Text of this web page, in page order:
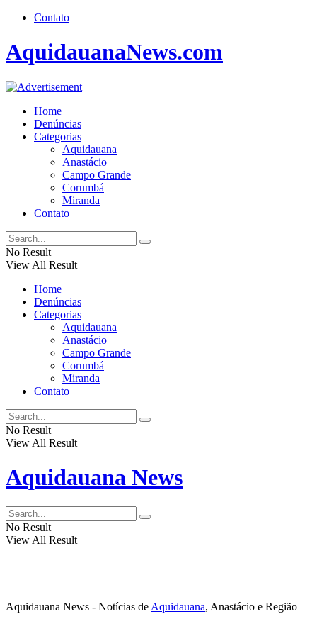
Contato
AquidauanaNews.com
Home
Denúncias
Categorias
Aquidauana
Anastácio
Campo Grande
Corumbá
Miranda
Contato
No Result
View All Result
Home
Denúncias
Categorias
Aquidauana
Anastácio
Campo Grande
Corumbá
Miranda
Contato
No Result
View All Result
Aquidauana News
No Result
View All Result
Aquidauana News - Notícias de Aquidauana, Anastácio e Região